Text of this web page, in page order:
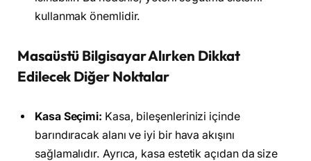
kullanmak önemlidir.
Masaüstü Bilgisayar Alırken Dikkat
Edilecek Diğer Noktalar
Kasa Seçimi: Kasa, bileşenlerinizi içinde
barındıracak alanı ve iyi bir hava akışını
sağlamalıdır. Ayrıca, kasa estetik açıdan da size